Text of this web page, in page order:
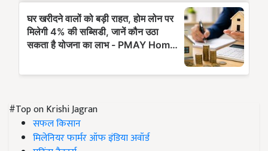
#Top on Krishi Jagran
सफल किसान
मिलेनियर फार्मर ऑफ इंडिया अवॉर्ड